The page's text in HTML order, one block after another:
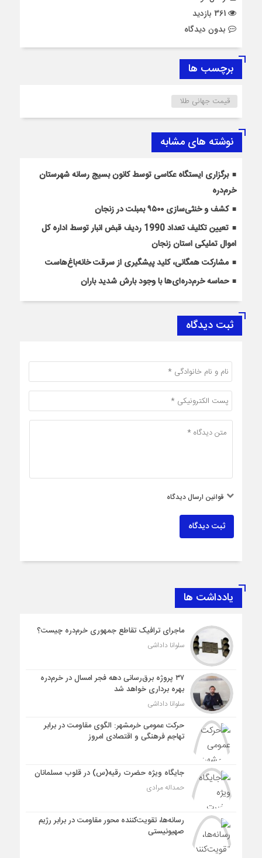
بدون دیدگاه
برچسب ها
قیمت جهانی طلا
نوشته های مشابه
برگزاری ایستگاه عکاسی توسط کانون بسیج رسانه شهرستان
خرم‌دره
کشف و خنثی‌سازی ۹۵۰۰ بمبلت در زنجان
تعیین تکلیف تعداد 1990 ردیف قبض انبار توسط اداره کل
اموال تملیکی استان زنجان
مشارکت همگانی، کلید پیشگیری از سرقت خانه‌باغ‌هاست
حماسه خرم‌دره‌ای‌ها با وجود بارش شدید باران
ثبت دیدگاه
قوانین ارسال دیدگاه
ثبت دیدگاه
یادداشت ها
ماجرای ترافیک تقاطع جمهوری خرم‌دره چیست؟
سلوانا داداشی
۳۷ پروژه برق‌رسانی دهه فجر امسال در خرم‌دره
بهره برداری خواهد شد
سلوانا داداشی
حرکت عمومی خرمشهر: الگوی مقاومت در برابر
تهاجم فرهنگی و اقتصادی امروز
جایگاه ویژه حضرت رقیه(س) در قلوب مسلمانان
حمداله مرادی
رسانه‌ها، تقویت‌کننده محور مقاومت در برابر رژیم
صهیونیستی